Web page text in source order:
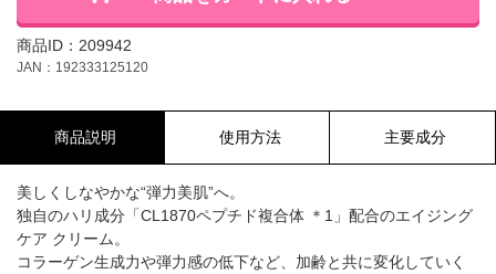
商品ID：209942
JAN：192333125120
商品説明 使用方法 主要成分
美しくしなやかな“弾力美肌”へ。
独自のハリ成分「CL1870ペプチド複合体 ＊1」配合のエイジング
ケア クリーム。
コラーゲン生成力や弾力感の低下など、加齢と共に変化していく